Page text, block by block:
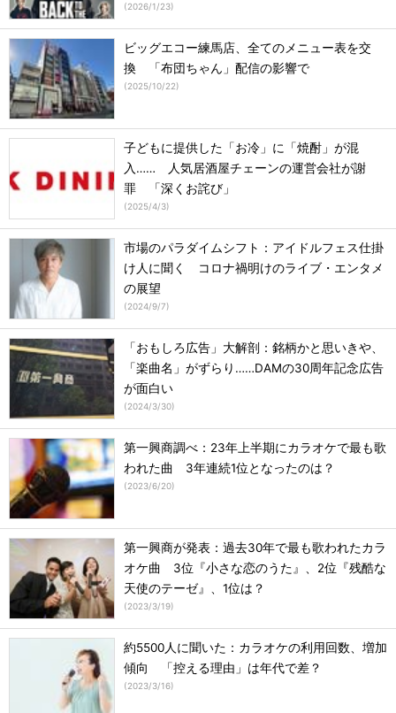
(2026/1/23)
ビッグエコー練馬店、全てのメニュー表を交
換 「布団ちゃん」配信の影響で
(2025/10/22)
子どもに提供した「お冷」に「焼酎」が混
入…… 人気居酒屋チェーンの運営会社が謝
罪 「深くお詫び」
(2025/4/3)
市場のパラダイムシフト：アイドルフェス仕掛
け人に聞く コロナ禍明けのライブ・エンタメ
の展望
(2024/9/7)
「おもしろ広告」大解剖：銘柄かと思いきや、
「楽曲名」がずらり……DAMの30周年記念広告
が面白い
(2024/3/30)
第一興商調べ：23年上半期にカラオケで最も歌
われた曲 3年連続1位となったのは？
(2023/6/20)
第一興商が発表：過去30年で最も歌われたカラ
オケ曲 3位『小さな恋のうた』、2位『残酷な
天使のテーゼ』、1位は？
(2023/3/19)
約5500人に聞いた：カラオケの利用回数、増加
傾向 「控える理由」は年代で差？
(2023/3/16)